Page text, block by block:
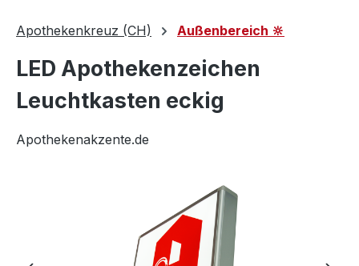
Apothekenkreuz (CH) Außenbereich 🔆
LED Apothekenzeichen
Leuchtkasten eckig
Apothekenakzente.de